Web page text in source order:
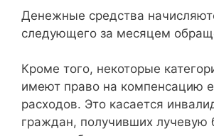
Денежные средства
следующего за месяцем
Кроме того, некоторые
имеют право на компенсацию
расходов. Это касается
граждан, получивших лучевую